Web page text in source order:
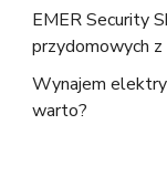
EMER Security
przydomowych
Wynajem
warto?